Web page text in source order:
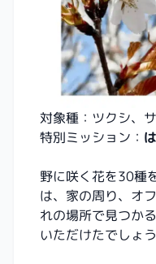
対象種：ツクシ、
特別ミッション：
野に咲く花を30種
は、家の周り、オ
れの場所で見つか
いただけたでしょう